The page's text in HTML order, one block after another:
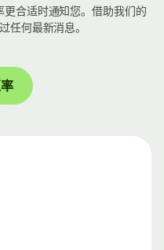
合适时通知您。借助我们的
任何最新消息。